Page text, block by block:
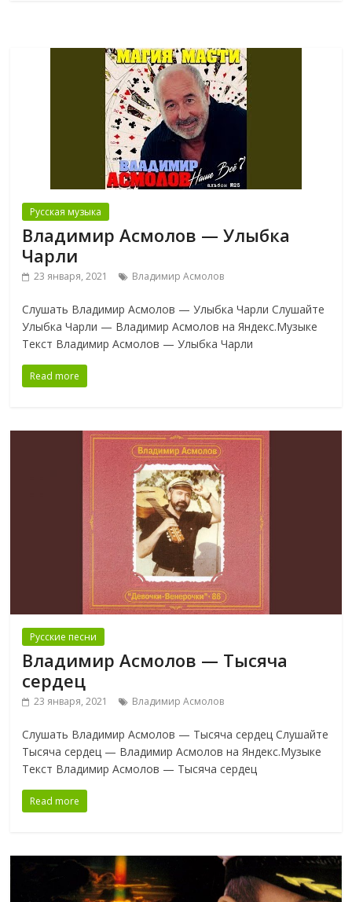
Русская музыка
Владимир Асмолов — Улыбка
Чарли
23 января, 2021 Владимир Асмолов
Слушать Владимир Асмолов — Улыбка Чарли Слушайте
Улыбка Чарли — Владимир Асмолов на Яндекс.Музыке
Текст Владимир Асмолов — Улыбка Чарли
Read more
Русские песни
Владимир Асмолов — Тысяча
сердец
23 января, 2021 Владимир Асмолов
Слушать Владимир Асмолов — Тысяча сердец Слушайте
Тысяча сердец — Владимир Асмолов на Яндекс.Музыке
Текст Владимир Асмолов — Тысяча сердец
Read more